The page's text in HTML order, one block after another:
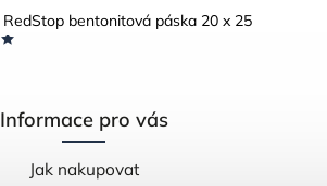
RedStop bentonitová páska 20 x 25
Informace pro vás
Jak nakupovat